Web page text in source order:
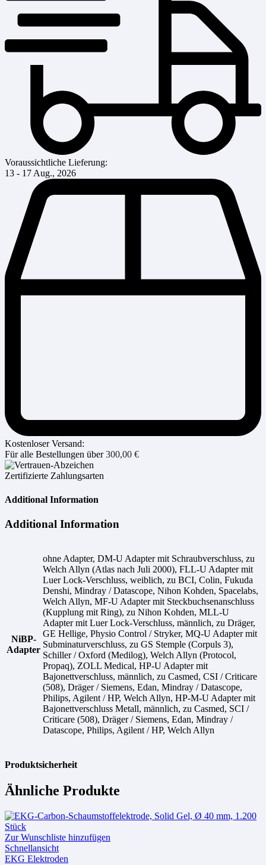
Voraussichtliche Lieferung:
13 - 17 Aug., 2026
Kostenloser Versand:
Für alle Bestellungen über300,00 €
Zertifizierte Zahlungsarten
Additional Information
Additional Information
NiBP-
Adapter
ohne Adapter, DM-U Adapter mit Schraubverschluss, zu
Welch Allyn (Atlas nach Juli 2000), FLL-U Adapter mit
Luer Lock-Verschluss, weiblich, zu BCI, Colin, Fukuda
Denshi, Mindray / Datascope, Nihon Kohden, Spacelabs,
Welch Allyn, MF-U Adapter mit Steckbuchsenanschluss
(Kupplung mit Ring), zu Nihon Kohden, MLL-U
Adapter mit Luer Lock-Verschluss, männlich, zu Dräger,
GE Hellige, Physio Control / Stryker, MQ-U Adapter mit
Subminaturverschluss, zu GS Stemple (Corpuls 3),
Schiller / Oxford (Medilog), Welch Allyn (Protocol,
Propaq), ZOLL Medical, HP-U Adapter mit
Bajonettverschluss, männlich, zu Casmed, CSI / Criticare
(508), Dräger / Siemens, Edan, Mindray / Datascope,
Philips, Agilent / HP, Welch Allyn, HP-M-U Adapter mit
Bajonettverschluss Metall, männlich, zu Casmed, SCI /
Criticare (508), Dräger / Siemens, Edan, Mindray /
Datascope, Philips, Agilent / HP, Welch Allyn
Produktsicherheit
Ähnliche Produkte
Zur Wunschliste hinzufügen
Schnellansicht
EKG Elektroden